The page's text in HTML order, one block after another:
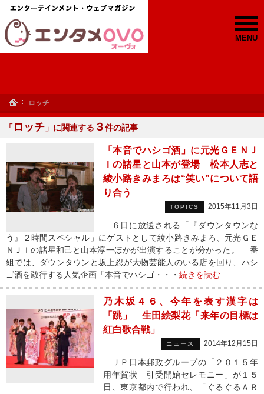
MENU
ロッチ
「 ロッチ 」に関連する ３件の記事
「本音でハシゴ酒」に元光ＧＥＮＪ
Ｉの諸星と山本が登場 松本人志と
綾小路きみまろは“笑い”について語
り合う
TOPICS 2015年11月3日
６日に放送される「『ダウンタウンな
う』２時間スペシャル」にゲストとして綾小路きみまろ、元光ＧＥ
ＮＪＩの諸星和己と山本淳一ほかが出演することが分かった。 番
組では、ダウンタウンと坂上忍が大物芸能人のいる店を回り、ハシ
ゴ酒を敢行する人気企画「本音でハシゴ・・・ 続きを読む
乃木坂４６、今年を表す漢字は
「跳」 生田絵梨花「来年の目標は
紅白歌合戦」
ニュース 2014年12月15日
ＪＰ日本郵政グループの「２０１５年
用年賀状 引受開始セレモニー」が１５
日、東京都内で行われ、「ぐるぐるＡＲ